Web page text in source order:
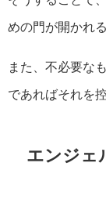
めの門が開かれ
また、不必要な
であればそれを
エンジェ